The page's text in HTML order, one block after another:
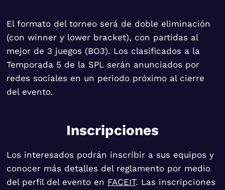
El formato del torneo será de doble eliminación
(con winner y lower bracket), con partidas al
mejor de 3 juegos (BO3). Los clasificados a la
Temporada 5 de la SPL serán anunciados por
redes sociales en un periodo próximo al cierre
del evento.
Inscripciones
Los interesados podrán inscribir a sus equipos y
conocer más detalles del reglamento por medio
del perfil del evento en FACEIT. Las inscripciones